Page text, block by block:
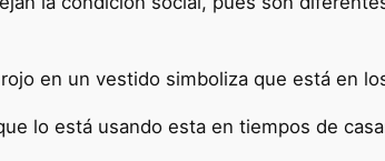
en un vestido simboliza que está en
lo está usando esta en tiempos de